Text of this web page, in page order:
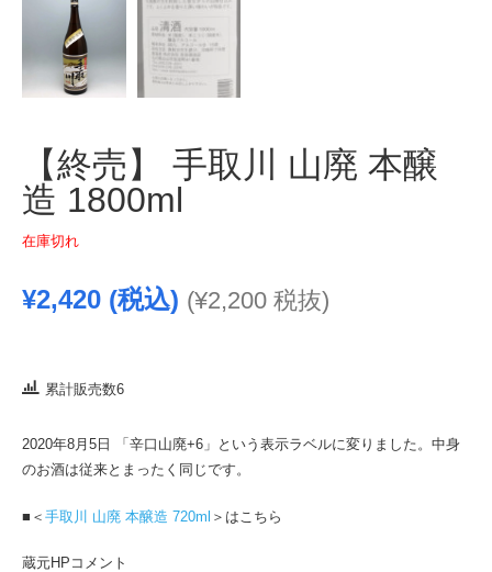
【終売】 手取川 山廃 本醸
造 1800ml
在庫切れ
¥2,420 (税込) (¥2,200 税抜)
累計販売数6
2020年8月5日 「辛口山廃+6」という表示ラベルに変りました。中身
のお酒は従来とまったく同じです。
■＜ 手取川 山廃 本醸造 720ml ＞はこちら
蔵元HPコメント